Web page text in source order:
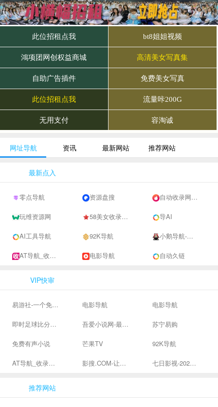
网址导航 资讯 最新网站 推荐网站
最新点入
零点导航 资源盘搜 自动收录网 - 自动秒收录-网站收录-收录网站-网址收录-秒收录
玩维资源网 58美女收录网-自动收录网站-流量交换-自动链 导AI
AI工具导航 92K导航 小鹅导航-网站收录-自动收录网-网址收录-自动秒收录
AT导航_收录网_免费收录网站_自动收录网_秒收录 电影导航 自动久链
VIP快审
易游社-一个免费二次元游戏分享社区 电影导航 电影导航
即时足球比分直播-精准赛程赛果及角球数查询 | 让足球滚一会 吾爱小说网-最新热门免费小说阅读 苏宁易购
免费有声小说 芒果TV 92K导航
AT导航_收录网_免费收录网站_自动收录网_秒收录 影搜.COM-让影视搜索变得简单 七日影视-2024全网高清电影大全-最新最全最好看的电影电视剧网站 - 七日影视
推荐网站